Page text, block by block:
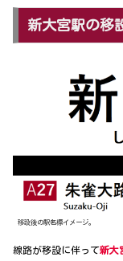
新大宮駅の移
移設後の駅名標イメージ。
線路が移設に伴って新大